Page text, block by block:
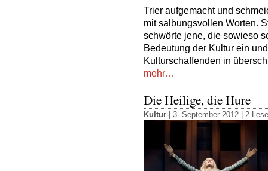
Trier aufgemacht und
mit salbungsvollen Worten.
schwörte jene, die sowieso
Bedeutung der Kultur ein
Kulturschaffenden in
mehr…
Die Heilige, die Hure
Kultur | 3. September 2012 | 2